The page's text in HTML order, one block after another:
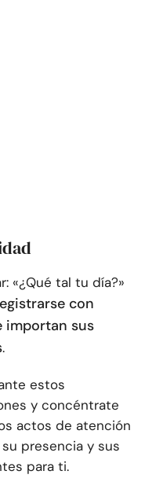
«¿Qué tal tu día?»
con
importan sus
.
estos
y concéntrate
actos de atención
presencia y sus
para ti.